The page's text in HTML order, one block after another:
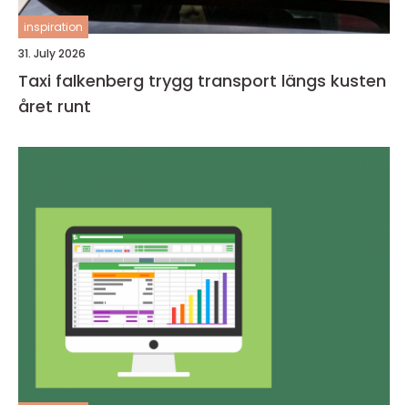
inspiration
31. July 2026
Taxi falkenberg trygg transport längs kusten
året runt